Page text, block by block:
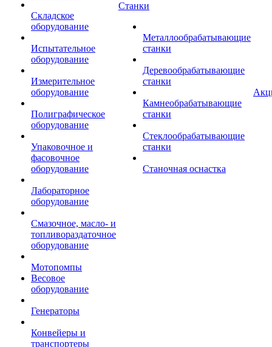
Складское
оборудование
Испытательное
оборудование
Измерительное
оборудование
Полиграфическое
оборудование
Упаковочное и
фасовочное
оборудование
Лабораторное
оборудование
Смазочное, масло- и
топливораздаточное
оборудование
Мотопомпы
Весовое
оборудование
Генераторы
Конвейеры и
транспортеры
Станки
Металлообрабатывающие
станки
Деревообрабатывающие
станки
Камнеобрабатывающие
станки
Стеклообрабатывающие
станки
Станочная оснастка